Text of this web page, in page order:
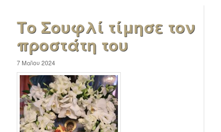
Το Σουφλί τίμησε τον
προστάτη του
7 Μαΐου 2024